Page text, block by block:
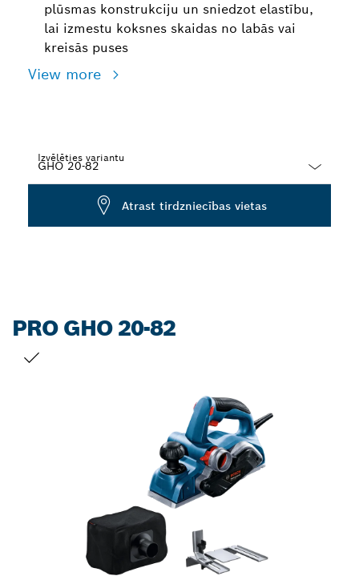
plūsmas konstrukciju un sniedzot elastību,
lai izmestu koksnes skaidas no labās vai
kreisās puses
View more
Izvēlēties variantu
Atrast tirdzniecības vietas
PRO GHO 20-82